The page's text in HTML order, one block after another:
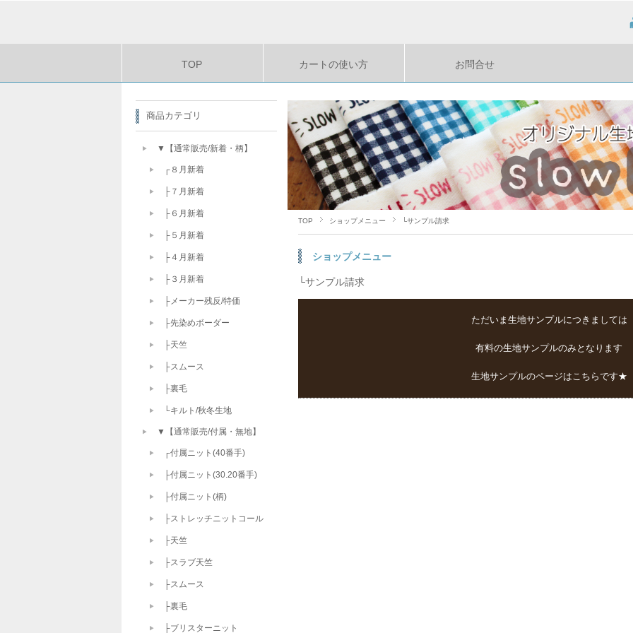
TOP カートの使い方 お問合せ
TOP ショップメニュー └サンプル請求
ショップメニュー
└サンプル請求
ただいま生地サンプルにつきましては
有料の生地サンプルのみとなります
生地サンプルのページはこちらです★
商品カテゴリ
▼【通常販売/新着・柄】
┌８月新着
├７月新着
├６月新着
├５月新着
├４月新着
├３月新着
├メーカー残反/特価
├先染めボーダー
├天竺
├スムース
├裏毛
└キルト/秋冬生地
▼【通常販売/付属・無地】
┌付属ニット(40番手)
├付属ニット(30.20番手)
├付属ニット(柄)
├ストレッチニットコール
├天竺
├スラブ天竺
├スムース
├裏毛
├ブリスターニット